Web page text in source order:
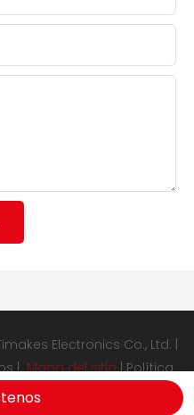
Electronics Co., Ltd. |
| Mapa del sitio | Política